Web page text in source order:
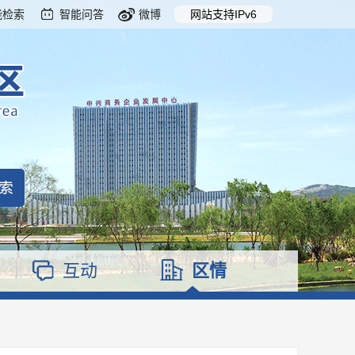
检索 智能问答 微博 网站支持IPv6
互动 区情